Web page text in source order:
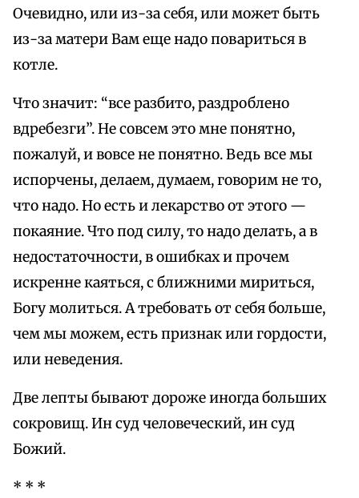
Очевидно, или из-за себя, или может быть
из-за матери Вам еще надо повариться в
котле.
Что значит: “все разбито, раздроблено
вдребезги”. Не совсем это мне понятно,
пожалуй, и вовсе не понятно. Ведь все мы
испорчены, делаем, думаем, говорим не то,
что надо. Но есть и лекарство от этого —
покаяние. Что под силу, то надо делать, а в
недостаточности, в ошибках и прочем
искренне каяться, с ближними мириться,
Богу молиться. А требовать от себя больше,
чем мы можем, есть признак или гордости,
или неведения.
Две лепты бывают дороже иногда больших
сокровищ. Ин суд человеческий, ин суд
Божий.
* * *